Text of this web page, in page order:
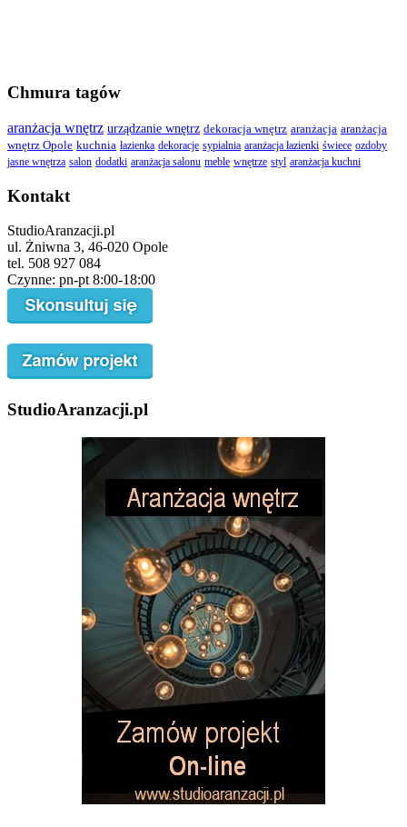
Chmura tagów
aranżacja wnętrz urządzanie wnętrz dekoracja wnętrz aranżacja aranżacja
wnętrz Opole kuchnia łazienka dekoracje sypialnia aranżacja łazienki świece ozdoby
jasne wnętrza salon dodatki aranżacja salonu meble wnętrze styl aranżacja kuchni
Kontakt
StudioAranzacji.pl
ul. Żniwna 3, 46-020 Opole
tel. 508 927 084
Czynne: pn-pt 8:00-18:00
StudioAranzacji.pl